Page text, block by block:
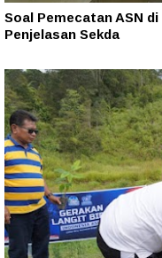
Soal Pemecatan ASN
Penjelasan Sekda